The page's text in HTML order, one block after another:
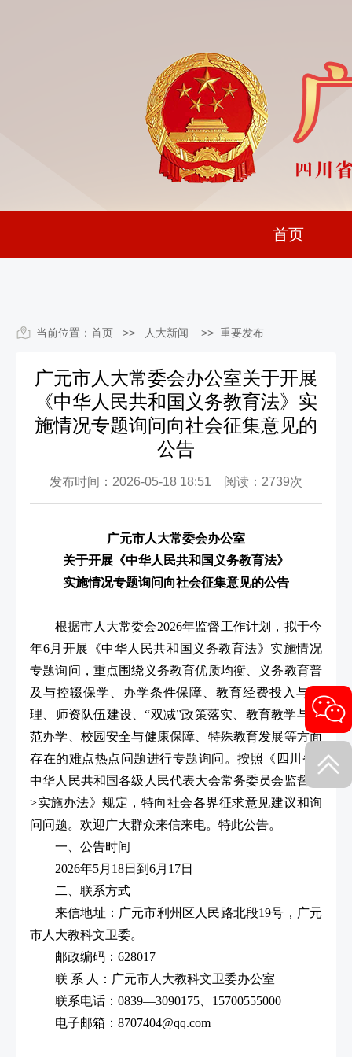
首页
当前位置： 首页 >> 人大新闻 >> 重要发布
广元市人大常委会办公室关于开展
《中华人民共和国义务教育法》实
施情况专题询问向社会征集意见的
公告
发布时间：2026-05-18 18:51 阅读：2739次
广元市人大常委会办公室
关于开展《中华人民共和国义务教育法》
实施情况专题询问向社会征集意见的公告
根据市人大常委会2026年监督工作计划，拟于今
年6月开展《中华人民共和国义务教育法》实施情况
专题询问，重点围绕义务教育优质均衡、义务教育普
及与控辍保学、办学条件保障、教育经费投入与管
理、师资队伍建设、“双减”政策落实、教育教学与规
范办学、校园安全与健康保障、特殊教育发展等方面
存在的难点热点问题进行专题询问。按照《四川省<
中华人民共和国各级人民代表大会常务委员会监督法
>实施办法》规定，特向社会各界征求意见建议和询
问问题。欢迎广大群众来信来电。特此公告。
一、公告时间
2026年5月18日到6月17日
二、联系方式
来信地址：广元市利州区人民路北段19号，广元
市人大教科文卫委。
邮政编码：628017
联 系 人：广元市人大教科文卫委办公室
联系电话：0839—3090175、15700555000
电子邮箱：8707404@qq.com